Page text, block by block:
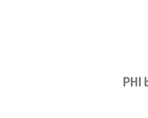
PHI